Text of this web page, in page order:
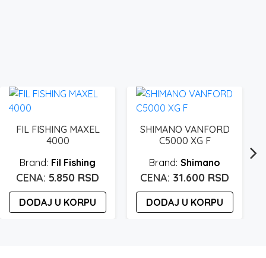
FIL FISHING MAXEL
4000
Fil Fishing
5.850 RSD
DODAJ U KORPU
SHIMANO VANFORD
C5000 XG F
Shimano
31.600 RSD
DODAJ U KORPU